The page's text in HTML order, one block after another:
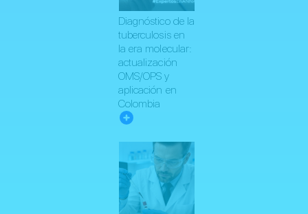
Diagnóstico de la
tuberculosis en
la era molecular:
actualización
OMS/OPS y
aplicación en
Colombia